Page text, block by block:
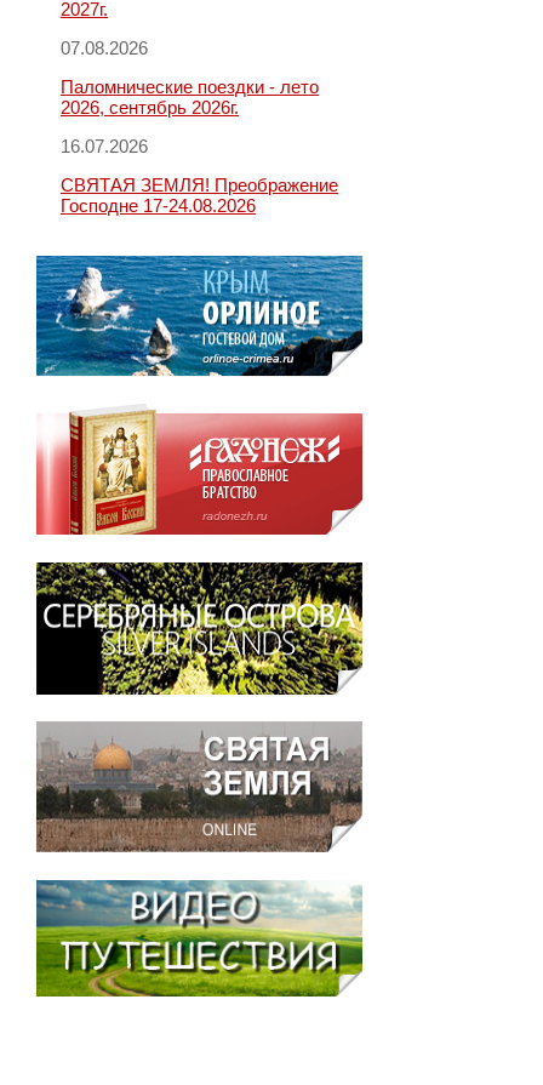
2027г.
07.08.2026
Паломнические поездки - лето
2026, сентябрь 2026г.
16.07.2026
СВЯТАЯ ЗЕМЛЯ! Преображение
Господне 17-24.08.2026